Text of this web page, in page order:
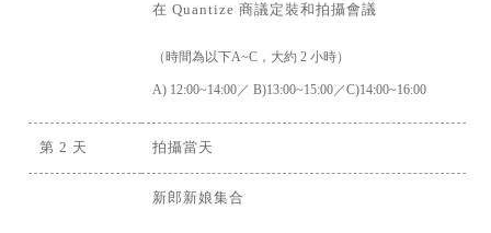
在 Quantize 商議定裝和拍攝會議
（時間為以下A~C，大約 2 小時）
A) 12:00~14:00／ B)13:00~15:00／C)14:00~16:00
第 2 天 拍攝當天
新郎新娘集合